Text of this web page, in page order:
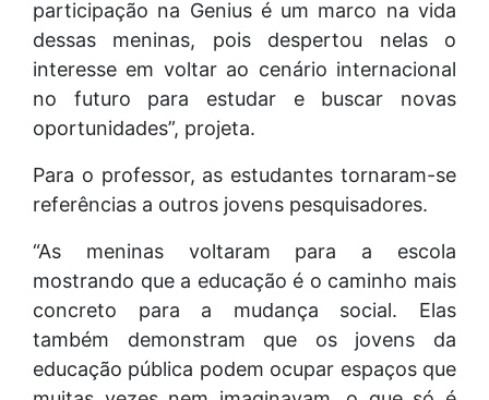
participação na Genius é um marco na vida
dessas meninas, pois despertou nelas o
interesse em voltar ao cenário internacional
no futuro para estudar e buscar novas
oportunidades”, projeta.
Para o professor, as estudantes tornaram-se
referências a outros jovens pesquisadores.
“As meninas voltaram para a escola
mostrando que a educação é o caminho mais
concreto para a mudança social. Elas
também demonstram que os jovens da
educação pública podem ocupar espaços que